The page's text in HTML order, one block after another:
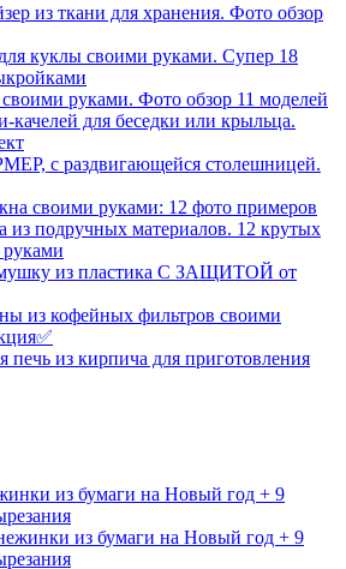
из ткани для хранения. Фото обзор
куклы своими руками. Супер 18
руками. Фото обзор 11 моделей
качелей для беседки или крыльца.
с раздвигающейся столешницей.
своими руками: 12 фото примеров
из подручных материалов. 12 крутых
из пластика С ЗАЩИТОЙ от
из кофейных фильтров своими
печь из кирпича для приготовления
из бумаги на Новый год + 9